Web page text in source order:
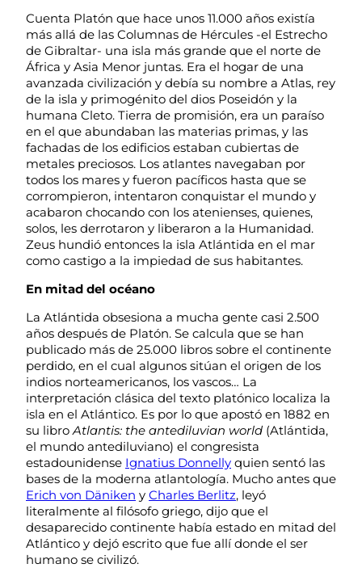
Cuenta Platón que hace unos 11.000 años existía
más allá de las Columnas de Hércules -el Estrecho
de Gibraltar- una isla más grande que el norte de
África y Asia Menor juntas. Era el hogar de una
avanzada civilización y debía su nombre a Atlas, rey
de la isla y primogénito del dios Poseidón y la
humana Cleto. Tierra de promisión, era un paraíso
en el que abundaban las materias primas, y las
fachadas de los edificios estaban cubiertas de
metales preciosos. Los atlantes navegaban por
todos los mares y fueron pacíficos hasta que se
corrompieron, intentaron conquistar el mundo y
acabaron chocando con los atenienses, quienes,
solos, les derrotaron y liberaron a la Humanidad.
Zeus hundió entonces la isla Atlántida en el mar
como castigo a la impiedad de sus habitantes.
En mitad del océano
La Atlántida obsesiona a mucha gente casi 2.500
años después de Platón. Se calcula que se han
publicado más de 25.000 libros sobre el continente
perdido, en el cual algunos sitúan el origen de los
indios norteamericanos, los vascos… La
interpretación clásica del texto platónico localiza la
isla en el Atlántico. Es por lo que apostó en 1882 en
su libro Atlantis: the antediluvian world (Atlántida,
el mundo antediluviano) el congresista
estadounidense Ignatius Donnelly quien sentó las
bases de la moderna atlantología. Mucho antes que
Erich von Däniken y Charles Berlitz, leyó
literalmente al filósofo griego, dijo que el
desaparecido continente había estado en mitad del
Atlántico y dejó escrito que fue allí donde el ser
humano se civilizó.